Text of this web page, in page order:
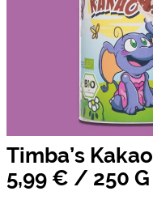
Timba’s Kakao
5,99 € / 250 G